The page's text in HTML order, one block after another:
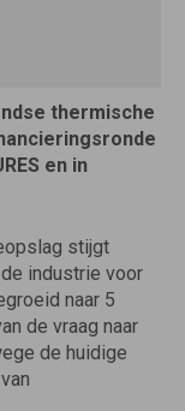
thermische
en in
stijgt
industrie voor
naar 5
de vraag naar
de huidige